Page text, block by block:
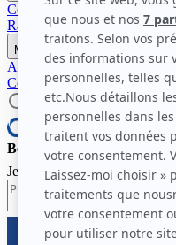
Communautés pour l'impact
Rapports et Études Nos
Médias
Actualités Communiqués de
Contactez-nousDevenir
Bonjour et bienvenue chez
Je suis l'assistant virtuel de